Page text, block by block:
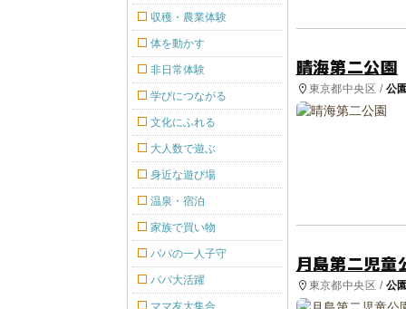
晴海第二公園
東京都中央区 / 公
月島第二児童
東京都中央区 / 公
収穫・農業体験
体を動かす
非日常体験
学びにつながる
文化にふれる
大人数で遊ぶ
身近な遊び場
温泉・宿泊
家族で買い物
パパの一人子守
パパ大活躍
ママ友大集合